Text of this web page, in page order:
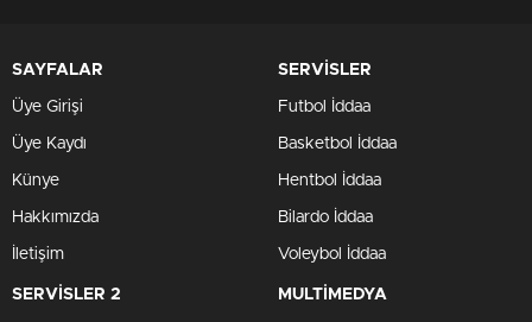
SAYFALAR
Üye Girişi
Üye Kaydı
Künye
Hakkımızda
İletişim
SERVİSLER
Futbol İddaa
Basketbol İddaa
Hentbol İddaa
Bilardo İddaa
Voleybol İddaa
SERVİSLER 2 MULTİMEDYA